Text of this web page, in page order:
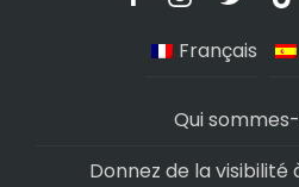
Français
Qui
Donnez de la visibilité